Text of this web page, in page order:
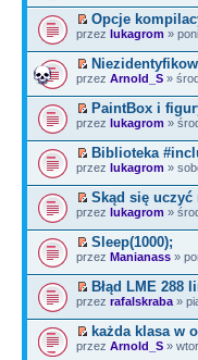
Opcje
przez lukagrom »
przez Arnold_S »
PaintBox i
przez lukagrom »
Biblioteka
przez lukagrom »
Skąd się uczyć
przez lukagrom »
Sleep(1000);
przez Manianass »
Błąd LME 288
przez rafalskraba »
każda klasa w
przez Arnold_S »